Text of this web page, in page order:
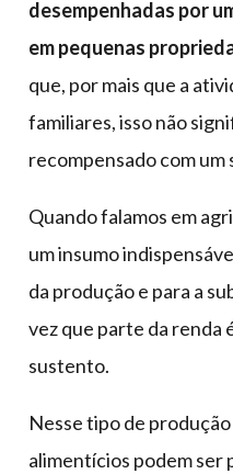
desempenhadas por
em pequenas
que, por mais que a
familiares, isso não
recompensado com um
Quando falamos em
um insumo
da produção e para a
vez que parte da renda
sustento.
Nesse tipo de
alimentícios podem ser